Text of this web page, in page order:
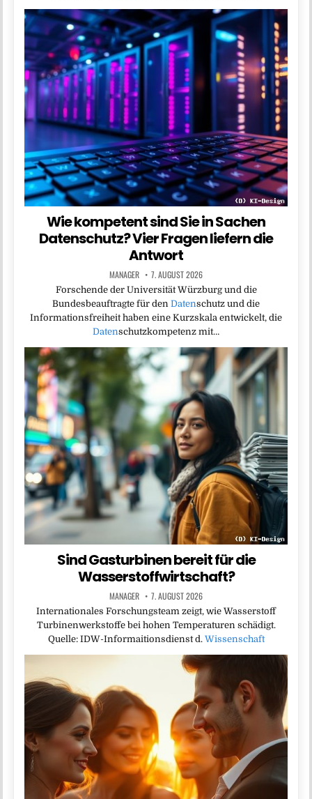
Wie kompetent sind Sie in Sachen
Datenschutz? Vier Fragen liefern die
Antwort
MANAGER 7. AUGUST 2026
Forschende der Universität Würzburg und die
Bundesbeauftragte für den Datenschutz und die
Informationsfreiheit haben eine Kurzskala entwickelt, die
Datenschutzkompetenz mit…
Sind Gasturbinen bereit für die
Wasserstoffwirtschaft?
MANAGER 7. AUGUST 2026
Internationales Forschungsteam zeigt, wie Wasserstoff
Turbinenwerkstoffe bei hohen Temperaturen schädigt.
Quelle: IDW-Informaitionsdienst d. Wissenschaft